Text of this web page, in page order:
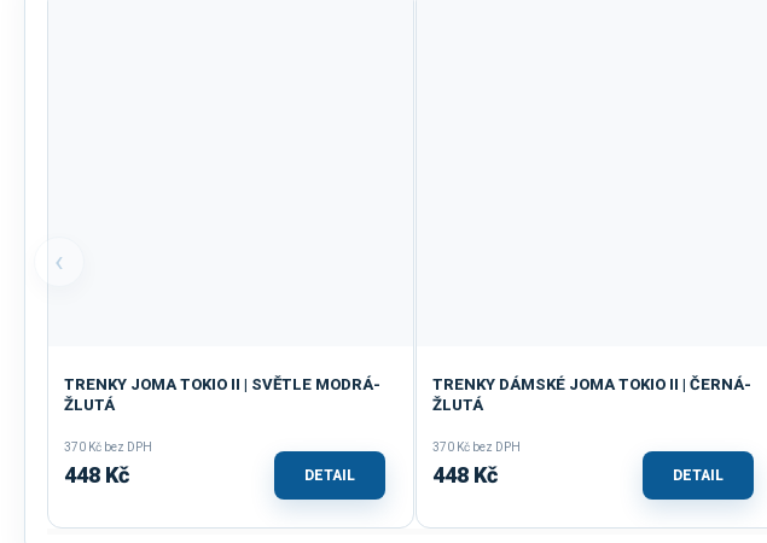
‹
TRENKY JOMA TOKIO II | SVĚTLE MODRÁ-
ŽLUTÁ
370 Kč bez DPH
448 Kč DETAIL
TRENKY DÁMSKÉ JOMA TOKIO II | ČERNÁ-
ŽLUTÁ
370 Kč bez DPH
448 Kč DETAIL